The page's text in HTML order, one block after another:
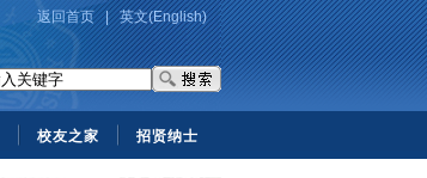
返回首页 | 英文(English)
校友之家 招贤纳士